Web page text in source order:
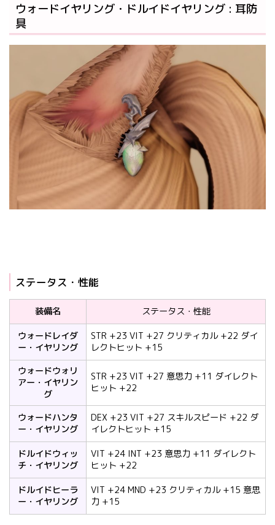
ウォードイヤリング・ドルイドイヤリング : 耳防
具
ステータス・性能
装備名
ステータス・性能
ウォードレイダ
ー・イヤリング
STR +23 VIT +27 クリティカル +22 ダイ
レクトヒット +15
ウォードウォリ
アー・イヤリン
グ
STR +23 VIT +27 意思力 +11 ダイレクト
ヒット +22
ウォードハンタ
ー・イヤリング
DEX +23 VIT +27 スキルスピード +22 ダ
イレクトヒット +15
ドルイドウィッ
チ・イヤリング
VIT +24 INT +23 意思力 +11 ダイレクト
ヒット +22
ドルイドヒーラ
ー・イヤリング
VIT +24 MND +23 クリティカル +15 意思
力 +15